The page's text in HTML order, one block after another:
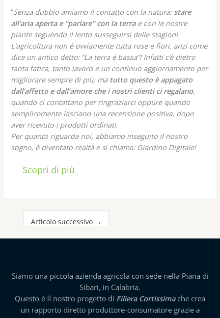
“Senza dubbio amiamo il contatto con la natura: stare
all’aria aperta e “parlare” con la terrae con le nostre
piante seguendo il lento susseguirsi delle stagioni.
L’agricoltura non è ovviamente tutta rose e fiori, anzi come
dice un antico detto: “La terra è bassa”! Infatti c’è dietro
tanta fatica, tanto lavoro e un continuo aggiornamento per
migliorare sempre di più, ma tutto questo è appagato
dall’affetto e dall’amore che i nostri clienti ci regalano,
quando ci contattano per ringraziarci oppure quando
semplicemente lasciano una recensione positiva, dopo
aver ricevuto i prodotti ordinati.
Per quanto riguarda noi, abbiamo inseguito il nostro
sogno, è diventato realtà e si chiama: Giardino Digitale!
Scopri di più
Articolo successivo →
Siamo una piccola azienda agricola con sede nella Piana di
Sibari, in Calabria.
Questo è il nostro progetto di Filiera Cortissimache crea
un rapporto diretto produttore-consumatore grazie a